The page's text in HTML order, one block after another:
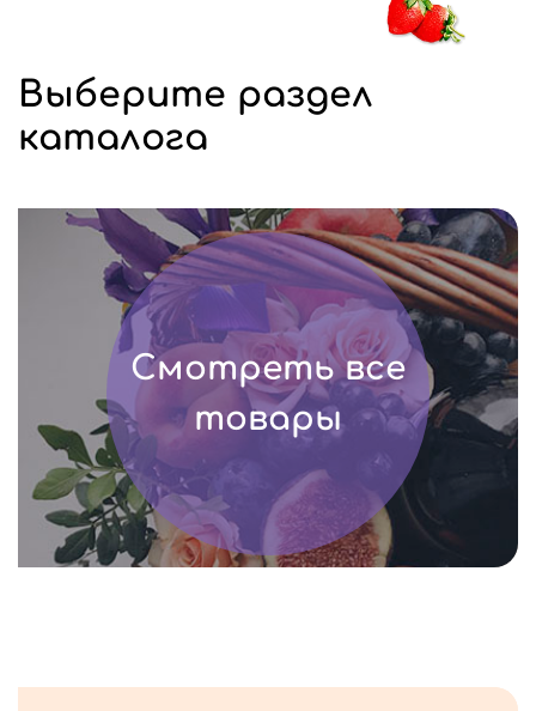
Выберите раздел
каталога
Смотреть все
товары